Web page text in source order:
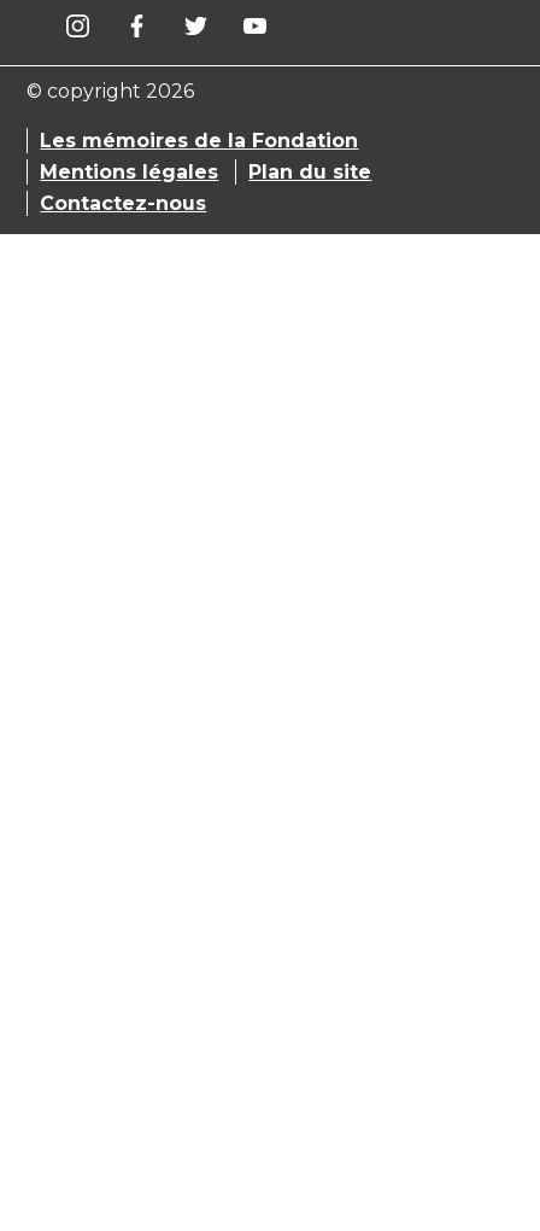
© copyright 2026
Les mémoires de la Fondation
Mentions légales
Plan du site
Contactez-nous